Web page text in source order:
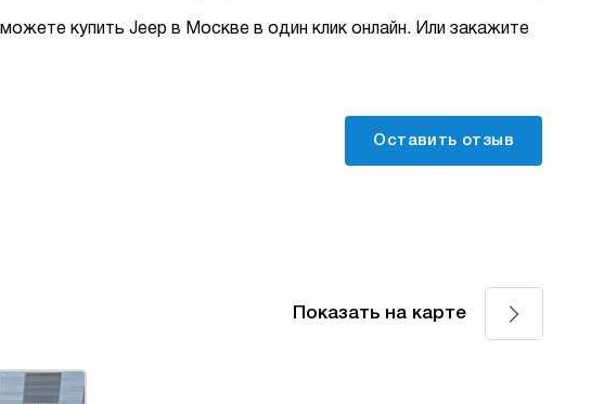
купить Jeep в Москве в один клик онлайн. Или закажите
Оставить отзыв
Показать на карте